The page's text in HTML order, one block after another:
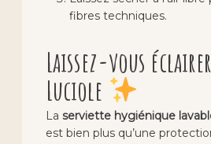
fibres techniques.
Laissez-vous
Luciole
Laserviette hygiénique
est bien plus qu’une